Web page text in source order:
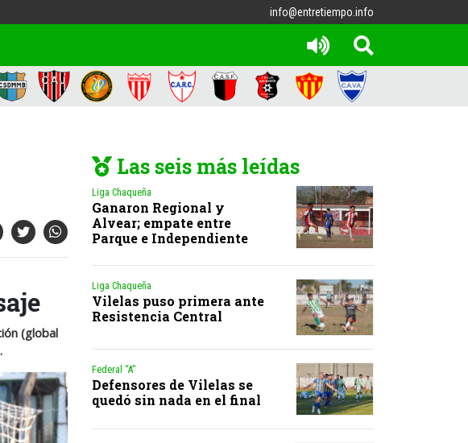
info@entretiempo.info
(global
Las seis más leídas
Liga Chaqueña
Ganaron Regional y
Alvear; empate entre
Parque e Independiente
Liga Chaqueña
Vilelas puso primera ante
Resistencia Central
Federal “A”
Defensores de Vilelas se
quedó sin nada en el final